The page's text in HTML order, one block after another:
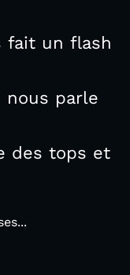
fait un flash
nous parle
des tops et